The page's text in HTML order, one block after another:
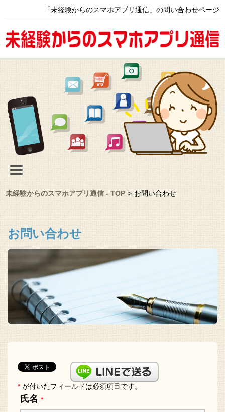
「未経験からのスマホアプリ通信」の問い合わせページ
未経験からのスマホアプリ通信 - TOP > お問い合わせ
お問い合わせ
* が付いたフィールドは必須項目です。
氏名 *